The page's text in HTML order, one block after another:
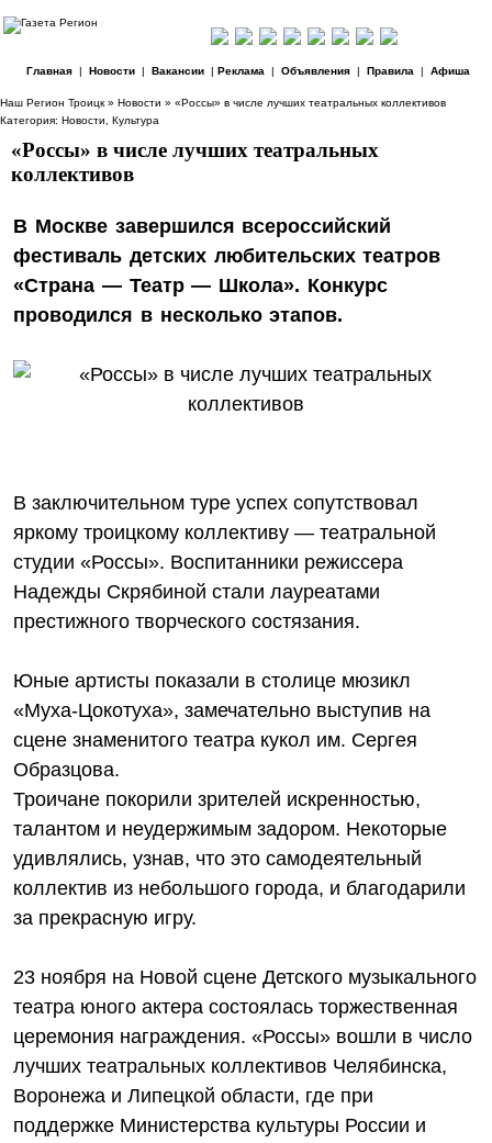
Главная| Новости| Вакансии| Реклама | Объявления| Правила | Афиша
Наш Регион Троицк » Новости » «Россы» в числе лучших театральных коллективов
Категория: Новости Культура
«Россы» в числе лучших театральных
коллективов
В Москве завершился всероссийский
фестиваль детских любительских театров
«Страна — Театр — Школа». Конкурс
проводился в несколько этапов.
В заключительном туре успех сопутствовал
яркому троицкому коллективу — театральной
студии «Россы». Воспитанники режиссера
Надежды Скрябиной стали лауреатами
престижного творческого состязания.
Юные артисты показали в столице мюзикл
«Муха-Цокотуха», замечательно выступив на
сцене знаменитого театра кукол им. Сергея
Образцова.
Троичане покорили зрителей искренностью,
талантом и неудержимым задором. Некоторые
удивлялись, узнав, что это самодеятельный
коллектив из небольшого города, и благодарили
за прекрасную игру.
23 ноября на Новой сцене Детского музыкального
театра юного актера состоялась торжественная
церемония награждения. «Россы» вошли в число
лучших театральных коллективов Челябинска,
Воронежа и Липецкой области, где при
поддержке Министерства культуры России и